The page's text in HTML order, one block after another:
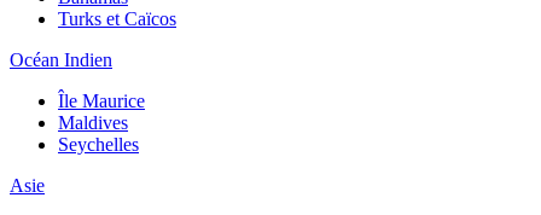
Turks et Caïcos
Océan Indien
Île Maurice
Maldives
Seychelles
Asie